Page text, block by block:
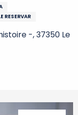
RESERVAR
-, 37350 Le